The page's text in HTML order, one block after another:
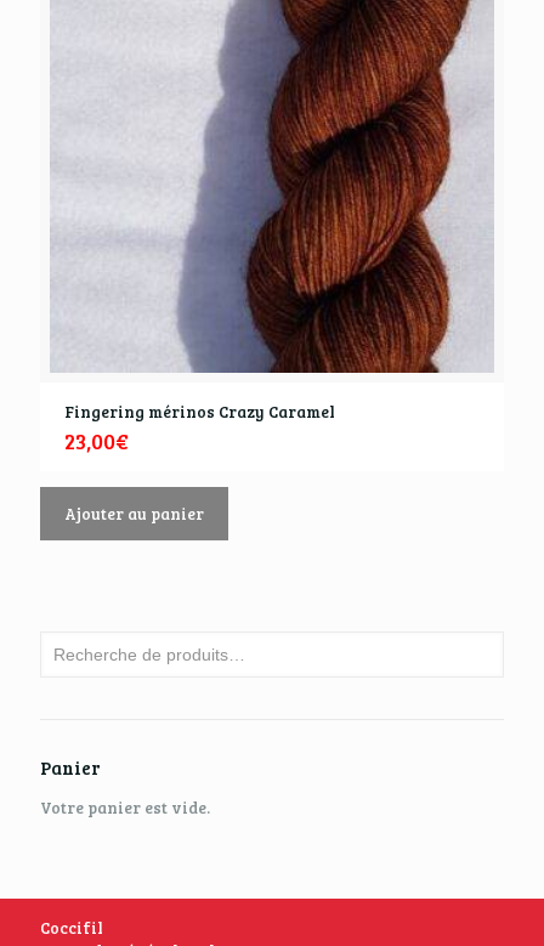
Fingering mérinos Crazy Caramel
23,00€
Ajouter au panier
Panier
Votre panier est vide.
Coccifil